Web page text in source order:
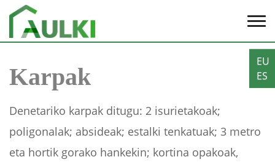
EU
ES
Karpak
Denetariko karpak ditugu: 2 isurietakoak;
poligonalak; absideak; estalki tenkatuak; 3 metro
eta hortik gorako hankekin; kortina opakoak,